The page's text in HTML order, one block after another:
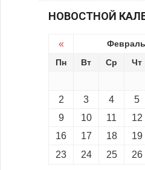
НОВОСТНОЙ
«
Пн Вт Ср Чт
2
3 4 5
9
10 11 12
16
17 18 19
23
24 25 26